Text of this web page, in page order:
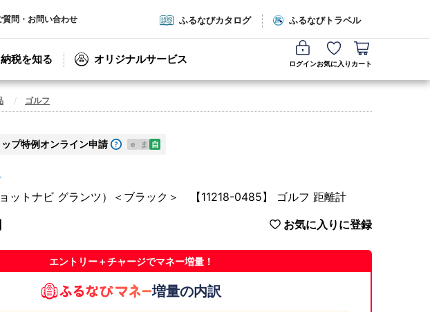
質問・お問い合わせ ふるなびカタログ ふるなびトラベル
税を知る オリジナルサービス ログインお気に入り カート
ゴルフ
プ特例オンライン申請 e ま 自
ットナビ グランツ）＜ブラック＞ 【11218-0485】 ゴルフ 距離計
お気に入りに登録
エントリー＋チャージでマネー増量！
増量の内訳